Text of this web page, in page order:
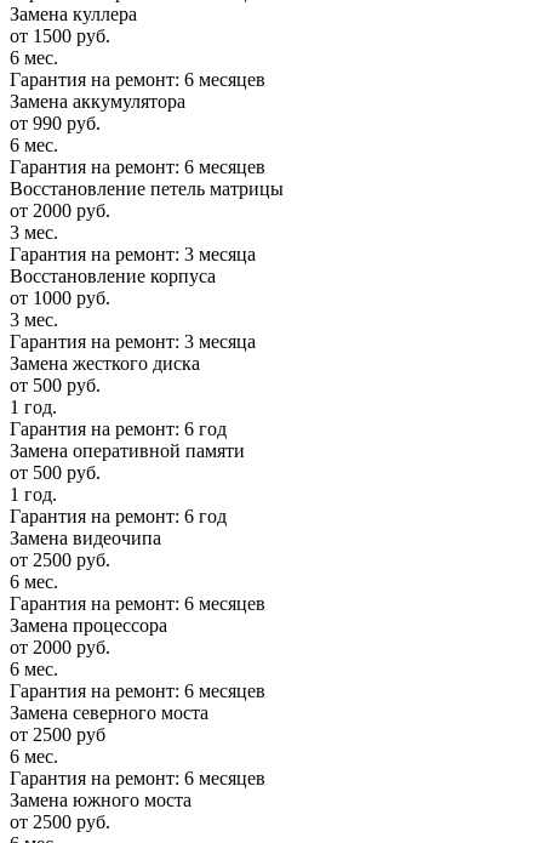
Замена куллера
от 1500 руб.
6 мес.
Гарантия на ремонт: 6 месяцев
Замена аккумулятора
от 990 руб.
6 мес.
Гарантия на ремонт: 6 месяцев
Восстановление петель матрицы
от 2000 руб.
3 мес.
Гарантия на ремонт: 3 месяца
Восстановление корпуса
от 1000 руб.
3 мес.
Гарантия на ремонт: 3 месяца
Замена жесткого диска
от 500 руб.
1 год.
Гарантия на ремонт: 6 год
Замена оперативной памяти
от 500 руб.
1 год.
Гарантия на ремонт: 6 год
Замена видеочипа
от 2500 руб.
6 мес.
Гарантия на ремонт: 6 месяцев
Замена процессора
от 2000 руб.
6 мес.
Гарантия на ремонт: 6 месяцев
Замена северного моста
от 2500 руб
6 мес.
Гарантия на ремонт: 6 месяцев
Замена южного моста
от 2500 руб.